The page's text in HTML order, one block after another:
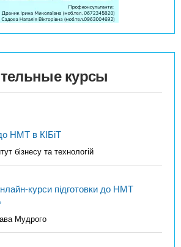
курсы
НМТ в КІБіТ
бізнесу та технологій
курси підготовки до НМТ
Мудрого